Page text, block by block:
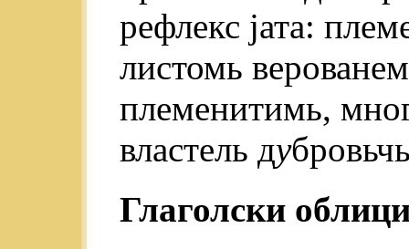
рефлекс јата:
листомь
племенитимь,
властель ду
Глаголски